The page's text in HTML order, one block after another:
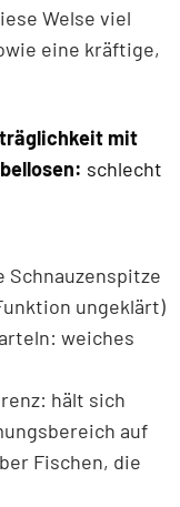
Welse viel
eine kräftige,
mit
schlecht
Schnauzenspitze
ungeklärt)
weiches
hält sich
auf
Fischen, die